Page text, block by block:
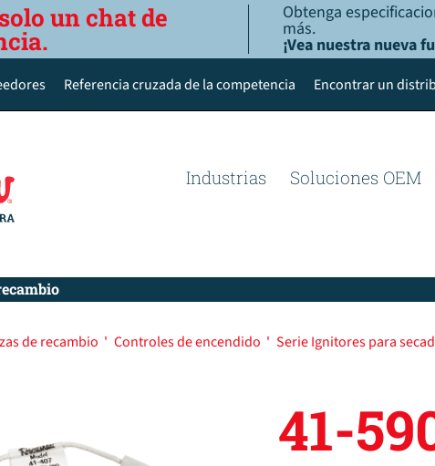
un chat de Obtenga
más.
¡Vea nuestra nueva
Brasil
Referencia cruzada de la competencia Encontrar un
Industrias Soluciones OEM
de recambio ' Controles de encendido ' Serie Ignitores para
41-